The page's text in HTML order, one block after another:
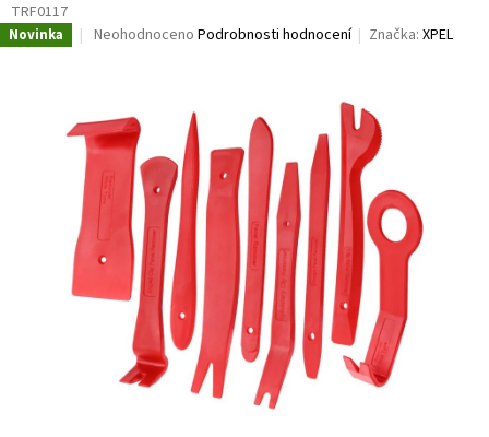
TRF0117
Novinka
Průměrné
0,0
z
5
hvězdiček.
Neohodnoceno Podrobnosti hodnocení Značka:XPEL